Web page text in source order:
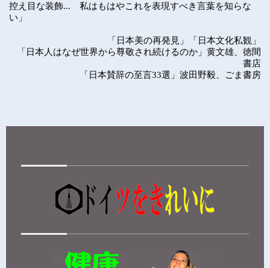
控え目な装飾... 私はもはやこれを表現すべき言葉を知らな
い」
「日本美の再発見」「日本文化私観」
「日本人はなぜ世界から尊敬され続けるのか」黄文雄、徳間
書店
「日本賛辞の至言33選」波田野毅、ごま書房